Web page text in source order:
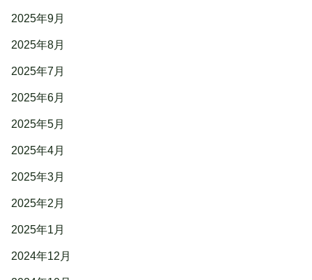
2025年9月
2025年8月
2025年7月
2025年6月
2025年5月
2025年4月
2025年3月
2025年2月
2025年1月
2024年12月